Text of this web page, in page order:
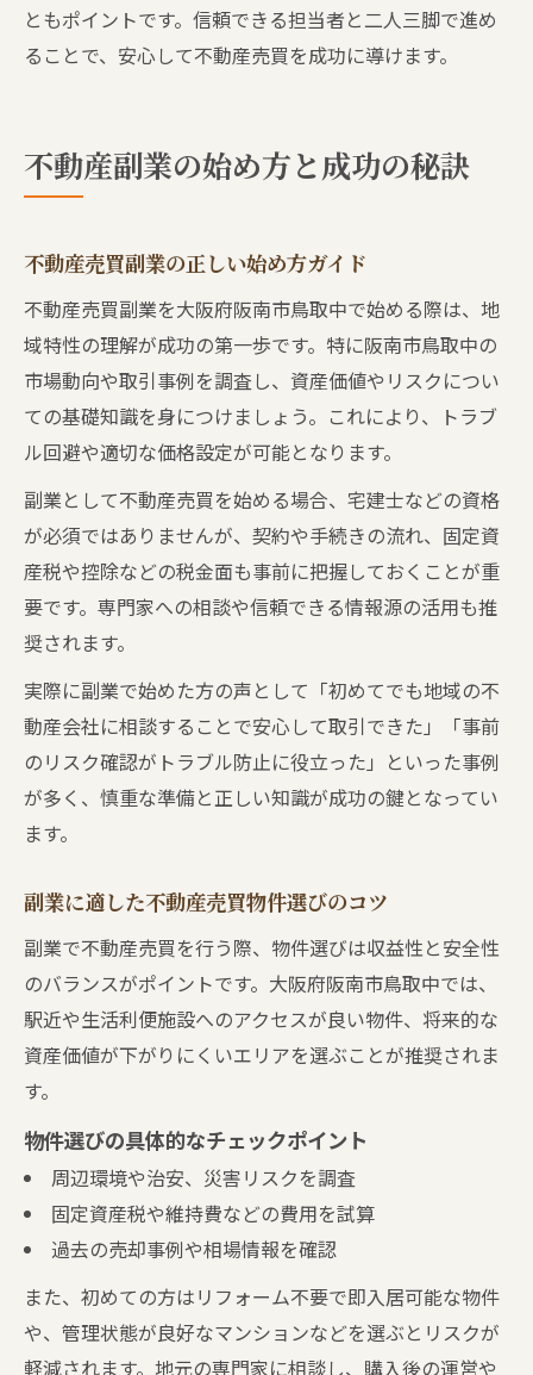
ともポイントです。信頼できる担当者と二人三脚で進め
ることで、安心して不動産売買を成功に導けます。
不動産副業の始め方と成功の秘訣
不動産売買副業の正しい始め方ガイド
不動産売買副業を大阪府阪南市鳥取中で始める際は、地
域特性の理解が成功の第一歩です。特に阪南市鳥取中の
市場動向や取引事例を調査し、資産価値やリスクについ
ての基礎知識を身につけましょう。これにより、トラブ
ル回避や適切な価格設定が可能となります。
副業として不動産売買を始める場合、宅建士などの資格
が必須ではありませんが、契約や手続きの流れ、固定資
産税や控除などの税金面も事前に把握しておくことが重
要です。専門家への相談や信頼できる情報源の活用も推
奨されます。
実際に副業で始めた方の声として「初めてでも地域の不
動産会社に相談することで安心して取引できた」「事前
のリスク確認がトラブル防止に役立った」といった事例
が多く、慎重な準備と正しい知識が成功の鍵となってい
ます。
副業に適した不動産売買物件選びのコツ
副業で不動産売買を行う際、物件選びは収益性と安全性
のバランスがポイントです。大阪府阪南市鳥取中では、
駅近や生活利便施設へのアクセスが良い物件、将来的な
資産価値が下がりにくいエリアを選ぶことが推奨されま
す。
物件選びの具体的なチェックポイント
周辺環境や治安、災害リスクを調査
固定資産税や維持費などの費用を試算
過去の売却事例や相場情報を確認
また、初めての方はリフォーム不要で即入居可能な物件
や、管理状態が良好なマンションなどを選ぶとリスクが
軽減されます。地元の専門家に相談し、購入後の運営や